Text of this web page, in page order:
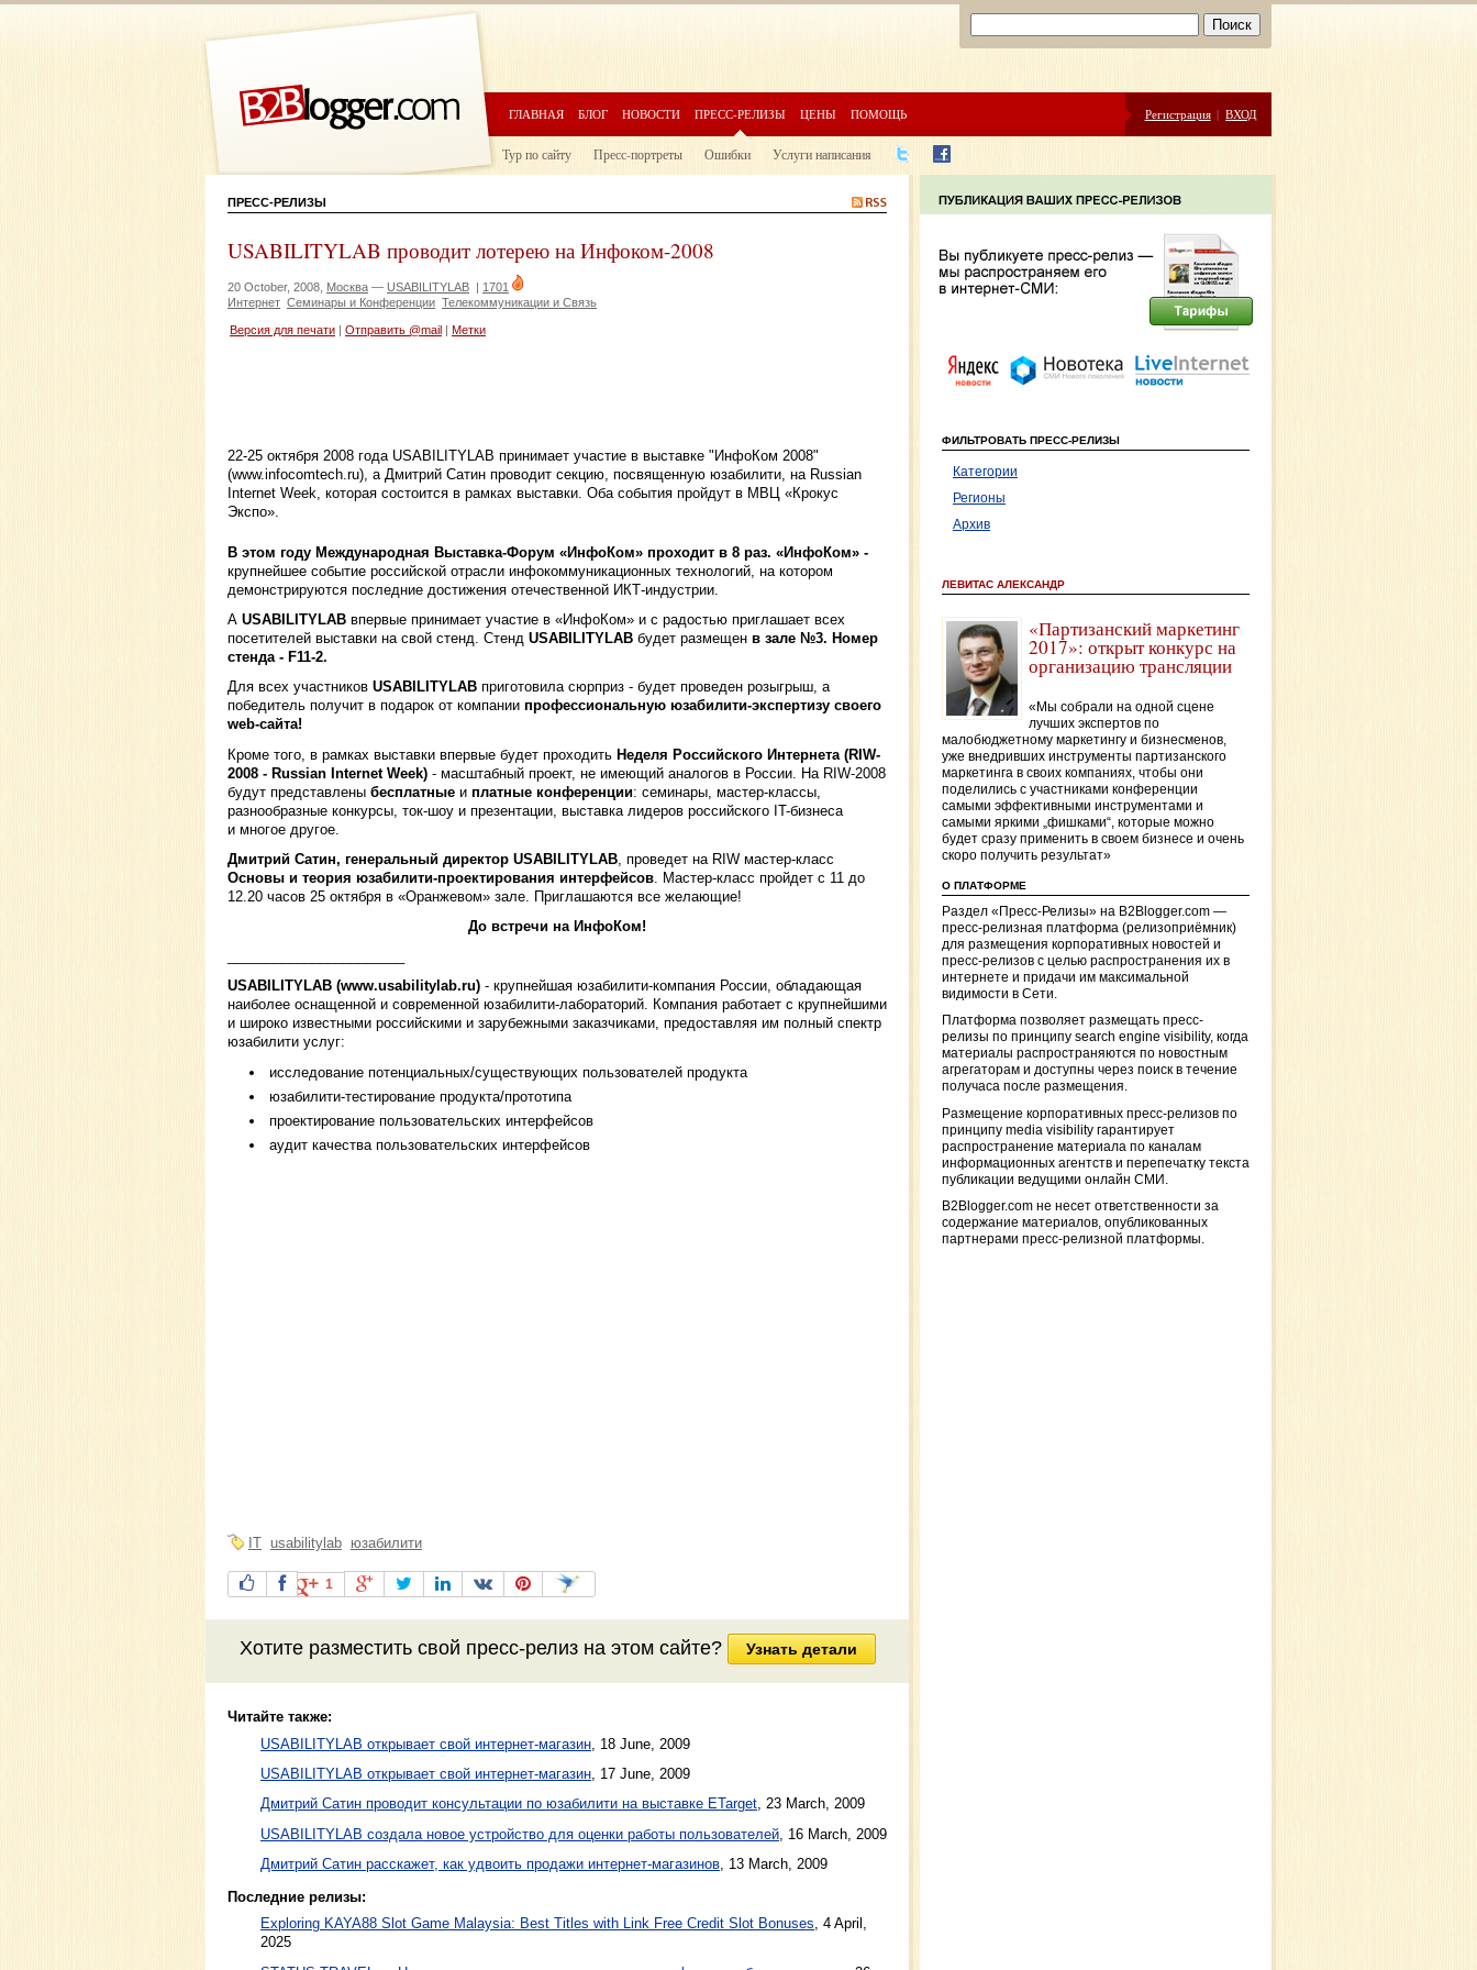
ГЛАВНАЯ БЛОГ НОВОСТИ ПРЕСС-РЕЛИЗЫ ЦЕНЫ ПОМОЩЬ Регистрация | ВХОД
Тур по сайту Пресс-портреты Ошибки Услуги написания
ПРЕСС-РЕЛИЗЫ
USABILITYLAB проводит лотерею на Инфоком-2008
20 October, 2008, Москва — USABILITYLAB | 1701
Интернет Семинары и Конференции Телекоммуникации и Связь
Версия для печати Отправить @mail Метки
22-25 октября 2008 года USABILITYLAB принимает участие в выставке "ИнфоКом 2008"
(www.infocomtech.ru), а Дмитрий Сатин проводит секцию, посвященную юзабилити, на Russian
Internet Week, которая состоится в рамках выставки. Оба события пройдут в МВЦ «Крокус
Экспо».
В этом году Международная Выставка-Форум «ИнфоКом» проходит в 8 раз. «ИнфоКом» -
крупнейшее событие российской отрасли инфокоммуникационных технологий, на котором
демонстрируются последние достижения отечественной ИКТ-индустрии.
А USABILITYLAB впервые принимает участие в «ИнфоКом» и с радостью приглашает всех
посетителей выставки на свой стенд. Стенд USABILITYLAB будет размещен в зале №3. Номер
стенда - F11-2.
Для всех участников USABILITYLAB приготовила сюрприз - будет проведен розыгрыш, а
победитель получит в подарок от компании профессиональную юзабилити-экспертизу своего
web-сайта!
Кроме того, в рамках выставки впервые будет проходить Неделя Российского Интернета (RIW-
2008 - Russian Internet Week) - масштабный проект, не имеющий аналогов в России. На RIW-2008
будут представлены бесплатные и платные конференции: семинары, мастер-классы,
разнообразные конкурсы, ток-шоу и презентации, выставка лидеров российского IT-бизнеса
и многое другое.
Дмитрий Сатин, генеральный директор USABILITYLAB , проведет на RIW мастер-класс
Основы и теория юзабилити-проектирования интерфейсов . Мастер-класс пройдет с 11 до
12.20 часов 25 октября в «Оранжевом» зале. Приглашаются все желающие!
До встречи на ИнфоКом!
USABILITYLAB (www.usabilitylab.ru) - крупнейшая юзабилити-компания России, обладающая
наиболее оснащенной и современной юзабилити-лабораторий. Компания работает с крупнейшими
и широко известными российскими и зарубежными заказчиками, предоставляя им полный спектр
юзабилити услуг:
исследование потенциальных/существующих пользователей продукта
юзабилити-тестирование продукта/прототипа
проектирование пользовательских интерфейсов
аудит качества пользовательских интерфейсов
IT usabilitylab юзабилити
1
Хотите разместить свой пресс-релиз на этом сайте? Узнать детали
Читайте также:
USABILITYLAB открывает свой интернет-магазин 18 June, 2009
USABILITYLAB открывает свой интернет-магазин, 17 June, 2009
Дмитрий Сатин проводит консультации по юзабилити на выставке ETarget, 23 March, 2009
USABILITYLAB создала новое устройство для оценки работы пользователей 16 March, 2009
Дмитрий Сатин расскажет, как удвоить продажи интернет-магазинов 13 March, 2009
Последние релизы:
Exploring KAYA88 Slot Game Malaysia: Best Titles with Link Free Credit Slot Bonuses, 4 April,
2025
ФИЛЬТРОВАТЬ ПРЕСС-РЕЛИЗЫ
Категории
Регионы
Архив
ЛЕВИТАС АЛЕКСАНДР
«Партизанский маркетинг
2017»: открыт конкурс на
организацию трансляции
«Мы собрали на одной сцене
лучших экспертов по
малобюджетному маркетингу и бизнесменов,
уже внедривших инструменты партизанского
маркетинга в своих компаниях, чтобы они
поделились с участниками конференции
самыми эффективными инструментами и
самыми яркими „фишками“, которые можно
будет сразу применить в своем бизнесе и очень
скоро получить результат»
О ПЛАТФОРМЕ
Раздел «Пресс-Релизы» на B2Blogger.com —
пресс-релизная платформа (релизоприёмник)
для размещения корпоративных новостей и
пресс-релизов с целью распространения их в
интернете и придачи им максимальной
видимости в Сети.
Платформа позволяет размещать пресс-
релизы по принципу search engine visibility, когда
материалы распространяются по новостным
агрегаторам и доступны через поиск в течение
получаса после размещения.
Размещение корпоративных пресс-релизов по
принципу media visibility гарантирует
распространение материала по каналам
информационных агентств и перепечатку текста
публикации ведущими онлайн СМИ.
B2Blogger.com не несет ответственности за
содержание материалов, опубликованных
партнерами пресс-релизной платформы.